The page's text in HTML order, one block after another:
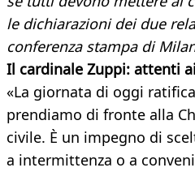
le dichiarazioni dei due
conferenza stampa di
Il cardinale Zuppi: attenti
«La giornata di oggi
prendiamo di fronte alla
civile. È un impegno di
a intermittenza o a